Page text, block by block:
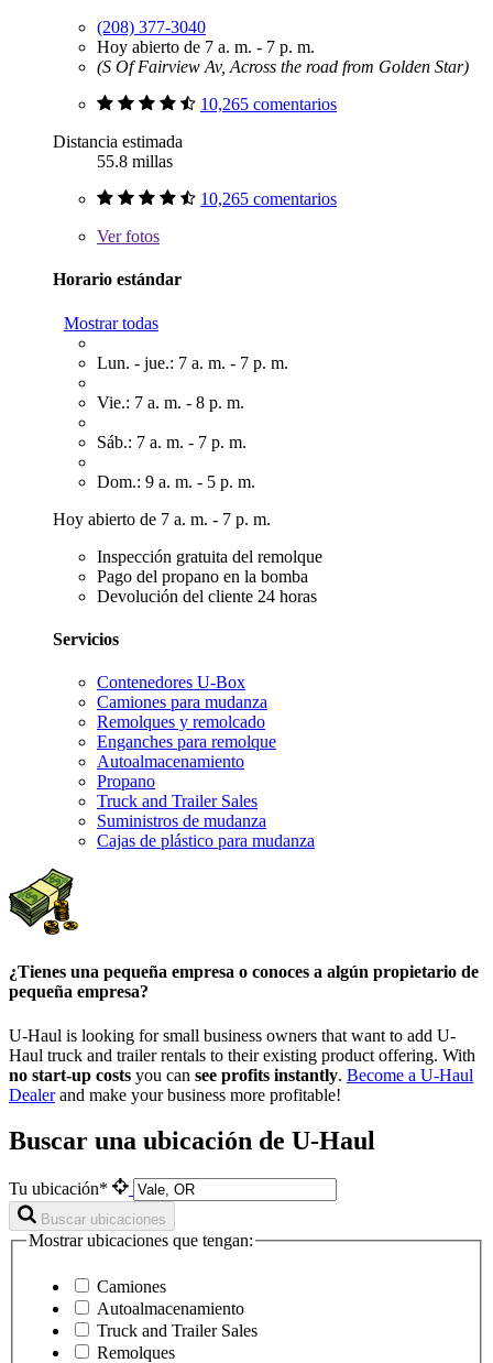
(208) 377-3040
Hoy abierto de 7 a. m. - 7 p. m.
(S Of Fairview Av, Across the road from Golden Star)
10,265 comentarios
Distancia estimada
55.8 millas
10,265 comentarios
Verfotos
Horario estándar
Mostrar todas
Lun. - jue.: 7 a. m. - 7 p. m.
Vie.: 7 a. m. - 8 p. m.
Sáb.: 7 a. m. - 7 p. m.
Dom.: 9 a. m. - 5 p. m.
Hoy abierto de 7 a. m. - 7 p. m.
Inspección gratuita del remolque
Pago del propano en la bomba
Devolución del cliente 24 horas
Servicios
Contenedores U-Box
Camiones para mudanza
Remolques y remolcado
Enganches para remolque
Autoalmacenamiento
Propano
Truck and Trailer Sales
Suministros de mudanza
Cajas de plástico para mudanza
¿Tienes una pequeña empresa o conoces a algún propietario de
pequeña empresa?
U-Haul is looking for small business owners that want to add U-
Haul truck and trailer rentals to their existing product offering. With
no start-up costs you can see profits instantly. Become a U-Haul
Dealerand make your business more profitable!
Buscar una ubicación de U-Haul
Tu ubicación*
Buscar ubicaciones
Mostrar ubicaciones que tengan:
Camiones
Autoalmacenamiento
Truck and Trailer Sales
Remolques